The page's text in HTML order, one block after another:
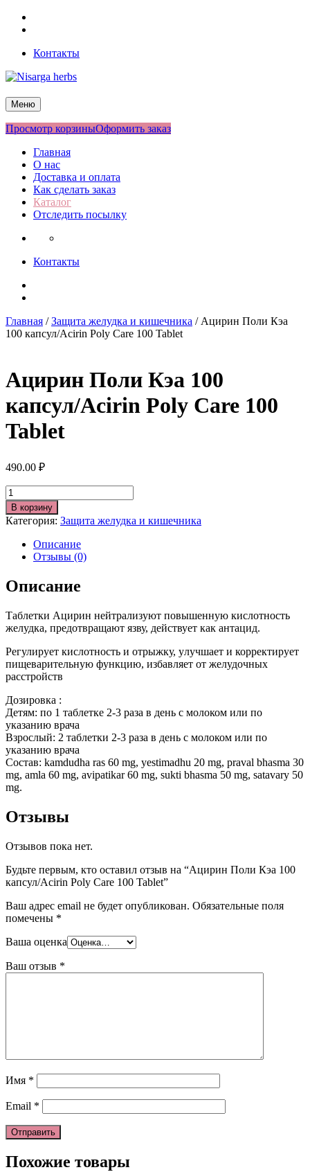
Перейти
Контакты
Nisarga herbs
Меню
Просмотр корзиныОформить заказ
Главная
О нас
Доставка и оплата
Как сделать заказ
Каталог
Отследить посылку
Контакты
Главная /Защита желудка и кишечника / Ацирин Поли Кэа
100 капсул/Acirin Poly Care 100 Tablet
Ацирин Поли Кэа 100
капсул/Acirin Poly Care 100
Tablet
490.00 ₽
Количество
В корзину
Категория: Защита желудка и кишечника
Описание
Отзывы (0)
Описание
Таблетки Ацирин нейтрализуют повышенную кислотность
желудка, предотвращают язву, действует как антацид.
Регулирует кислотность и отрыжку, улучшает и корректирует
пищеварительную функцию, избавляет от желудочных
расстройств
Дозировка :
Детям: по 1 таблетке 2-3 раза в день с молоком или по
указанию врача
Взрослый: 2 таблетки 2-3 раза в день с молоком или по
указанию врача
Состав: kamdudha ras 60 mg, yestimadhu 20 mg, praval bhasma 30
mg, amla 60 mg, avipatikar 60 mg, sukti bhasma 50 mg, satavary 50
mg.
Отзывы
Отзывов пока нет.
Будьте первым, кто оставил отзыв на “Ацирин Поли Кэа 100
капсул/Acirin Poly Care 100 Tablet”
Ваш адрес email не будет опубликован. Обязательные поля
помечены *
Ваша оценка
Ваш отзыв *
Имя *
Email *
Похожие товары